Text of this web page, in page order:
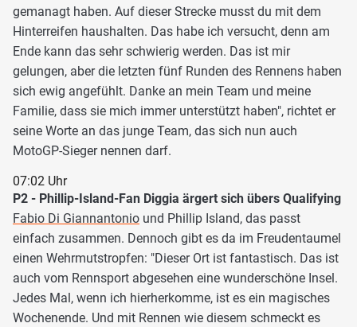
gemanagt haben. Auf dieser Strecke musst du mit dem
Hinterreifen haushalten. Das habe ich versucht, denn am
Ende kann das sehr schwierig werden. Das ist mir
gelungen, aber die letzten fünf Runden des Rennens haben
sich ewig angefühlt. Danke an mein Team und meine
Familie, dass sie mich immer unterstützt haben", richtet er
seine Worte an das junge Team, das sich nun auch
MotoGP-Sieger nennen darf.
07:02 Uhr
P2 - Phillip-Island-Fan Diggia ärgert sich übers Qualifying
Fabio Di Giannantonio und Phillip Island, das passt
einfach zusammen. Dennoch gibt es da im Freudentaumel
einen Wehrmutstropfen: "Dieser Ort ist fantastisch. Das ist
auch vom Rennsport abgesehen eine wunderschöne Insel.
Jedes Mal, wenn ich hierherkomme, ist es ein magisches
Wochenende. Und mit Rennen wie diesem schmeckt es